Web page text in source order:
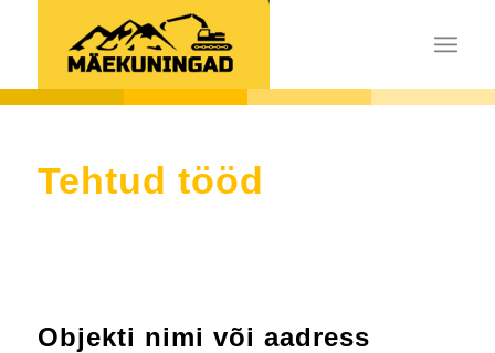
Tehtud tööd
Objekti nimi või aadress